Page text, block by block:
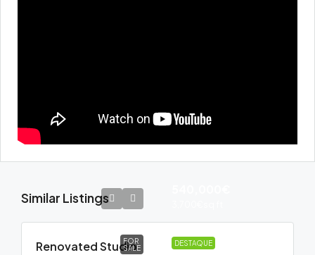
Similar Listings
DESTAQUE
FOR
SALE
Renovated Studio